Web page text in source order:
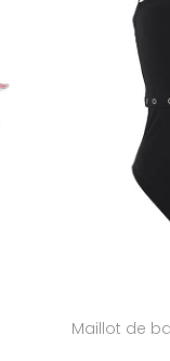
Maillot de